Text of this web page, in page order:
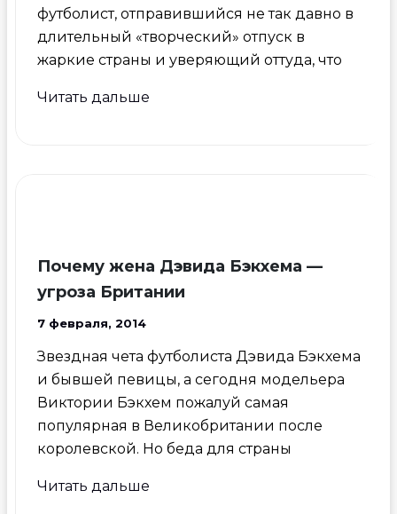
футболист, отправившийся не так давно в
длительный «творческий» отпуск в
жаркие страны и уверяющий оттуда, что
Футболист
Читать дальше
Почему жена Дэвида Бэкхема —
угроза Британии
7 февраля, 2014
Звездная чета футболиста Дэвида Бэкхема
и бывшей певицы, а сегодня модельера
Виктории Бэкхем пожалуй самая
популярная в Великобритании после
королевской. Но беда для страны
Почему
Читать дальше